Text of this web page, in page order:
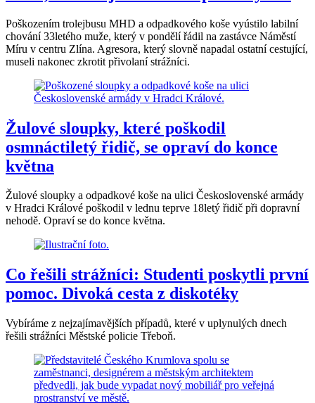
Poškozením trolejbusu MHD a odpadkového koše vyústilo labilní
chování 33letého muže, který v pondělí řádil na zastávce Náměstí
Míru v centru Zlína. Agresora, který slovně napadal ostatní cestující,
museli nakonec zkrotit přivolaní strážníci.
Žulové sloupky, které poškodil
osmnáctiletý řidič, se opraví do konce
května
Žulové sloupky a odpadkové koše na ulici Československé armády
v Hradci Králové poškodil v lednu teprve 18letý řidič při dopravní
nehodě. Opraví se do konce května.
Co řešili strážníci: Studenti poskytli první
pomoc. Divoká cesta z diskotéky
Vybíráme z nejzajímavějších případů, které v uplynulých dnech
řešili strážníci Městské policie Třeboň.